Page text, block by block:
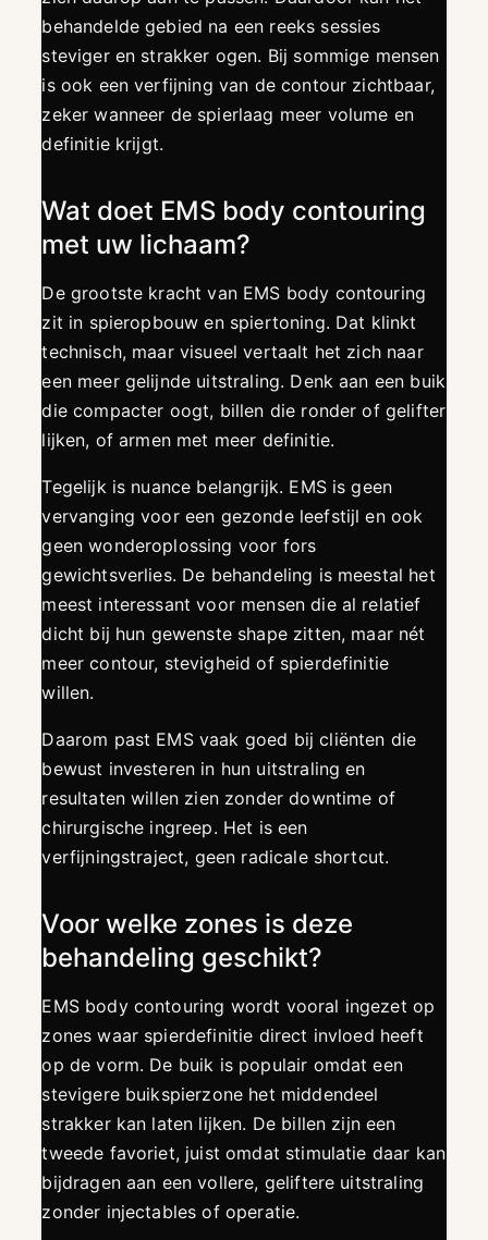
behandelde gebied na een reeks sessies
steviger en strakker ogen. Bij sommige mensen
is ook een verfijning van de contour zichtbaar,
zeker wanneer de spierlaag meer volume en
definitie krijgt.
Wat doet EMS body contouring
met uw lichaam?
De grootste kracht van EMS body contouring
zit in spieropbouw en spiertoning. Dat klinkt
technisch, maar visueel vertaalt het zich naar
een meer gelijnde uitstraling. Denk aan een buik
die compacter oogt, billen die ronder of gelifter
lijken, of armen met meer definitie.
Tegelijk is nuance belangrijk. EMS is geen
vervanging voor een gezonde leefstijl en ook
geen wonderoplossing voor fors
gewichtsverlies. De behandeling is meestal het
meest interessant voor mensen die al relatief
dicht bij hun gewenste shape zitten, maar nét
meer contour, stevigheid of spierdefinitie
willen.
Daarom past EMS vaak goed bij cliënten die
bewust investeren in hun uitstraling en
resultaten willen zien zonder downtime of
chirurgische ingreep. Het is een
verfijningstraject, geen radicale shortcut.
Voor welke zones is deze
behandeling geschikt?
EMS body contouring wordt vooral ingezet op
zones waar spierdefinitie direct invloed heeft
op de vorm. De buik is populair omdat een
stevigere buikspierzone het middendeel
strakker kan laten lijken. De billen zijn een
tweede favoriet, juist omdat stimulatie daar kan
bijdragen aan een vollere, geliftere uitstraling
zonder injectables of operatie.